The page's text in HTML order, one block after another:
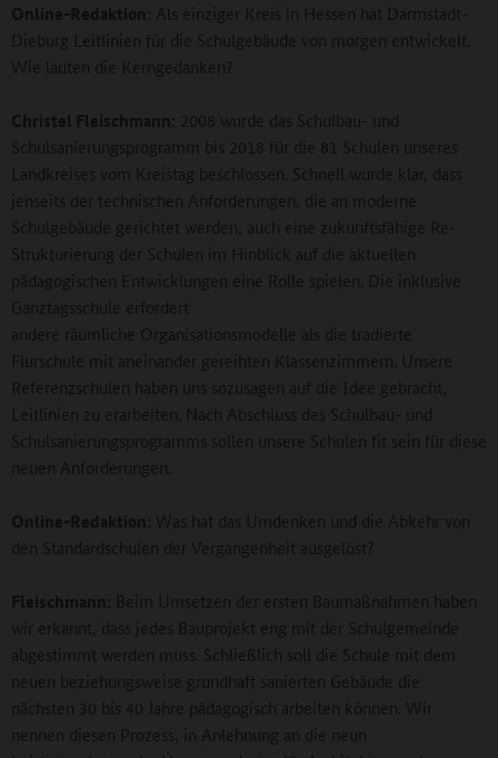
Online-Redaktion: Als einziger Kreis in Hessen hat Darmstadt-
Dieburg Leitlinien für die Schulgebäude von morgen entwickelt.
Wie lauten die Kerngedanken?
Christel Fleischmann: 2008 wurde das Schulbau- und
Schulsanierungsprogramm bis 2018 für die 81 Schulen unseres
Landkreises vom Kreistag beschlossen. Schnell wurde klar, dass
jenseits der technischen Anforderungen, die an moderne
Schulgebäude gerichtet werden, auch eine zukunftsfähige Re-
Strukturierung der Schulen im Hinblick auf die aktuellen
pädagogischen Entwicklungen eine Rolle spielen. Die inklusive
Ganztagsschule erfordert
andere räumliche Organisationsmodelle als die tradierte
Flurschule mit aneinander gereihten Klassenzimmern. Unsere
Referenzschulen haben uns sozusagen auf die Idee gebracht,
Leitlinien zu erarbeiten. Nach Abschluss des Schulbau- und
Schulsanierungsprogramms sollen unsere Schulen fit sein für diese
neuen Anforderungen.
Online-Redaktion: Was hat das Umdenken und die Abkehr von
den Standardschulen der Vergangenheit ausgelöst?
Fleischmann: Beim Umsetzen der ersten Baumaßnahmen haben
wir erkannt, dass jedes Bauprojekt eng mit der Schulgemeinde
abgestimmt werden muss. Schließlich soll die Schule mit dem
neuen beziehungsweise grundhaft sanierten Gebäude die
nächsten 30 bis 40 Jahre pädagogisch arbeiten können. Wir
nennen diesen Prozess, in Anlehnung an die neun